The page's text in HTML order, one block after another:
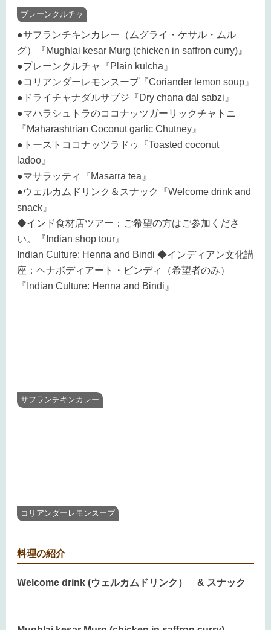
プレーンクルチャ
●サフランチキンカレー（ムグライ・ケサル・ムル
グ）『Mughlai kesar Murg (chicken in saffron curry)』
●プレーンクルチャ『Plain kulcha』
●コリアンダーレモンスープ『Coriander lemon soup』
●ドライチャナダルサブジ『Dry chana dal sabzi』
●マハラシュトラのココナッツガーリックチャトニ
『Maharashtrian Coconut garlic Chutney』
●トーストココナッツラドゥ『Toasted coconut
ladoo』
●マサラッティ『Masarra tea』
●ウェルカムドリンク＆スナック『Welcome drink and
snack』
◆インド食材店ツアー：ご希望の方はご参加くださ
い。『Indian shop tour』
Indian Culture: Henna and Bindi ◆インディアン文化講
座：ヘナボディアート・ビンディ（希望者のみ）
『Indian Culture: Henna and Bindi』
サフランチキンカレー
コリアンダーレモンスープ
料理の紹介
Welcome drink (ウェルカムドリンク） & スナック